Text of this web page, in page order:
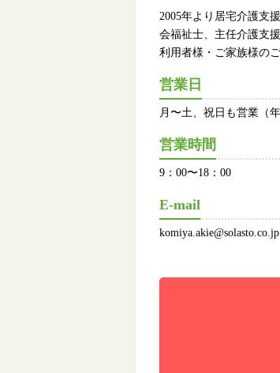
2005年より居宅介護支
会福祉士、主任介護支
利用者様・ご家族様の
営業日
月〜土、祝日も営業（
営業時間
9：00〜18：00
E-mail
komiya.akie@solasto.co.jp